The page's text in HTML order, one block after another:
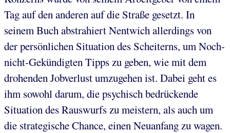
Tag auf den anderen auf die Straße gesetzt. In
seinem Buch abstrahiert Nentwich allerdings von
der persönlichen Situation des Scheiterns, um Noch-
nicht-Gekündigten Tipps zu geben, wie mit dem
drohenden Jobverlust umzugehen ist. Dabei geht es
ihm sowohl darum, die psychisch bedrückende
Situation des Rauswurfs zu meistern, als auch um
die strategische Chance, einen Neuanfang zu wagen.